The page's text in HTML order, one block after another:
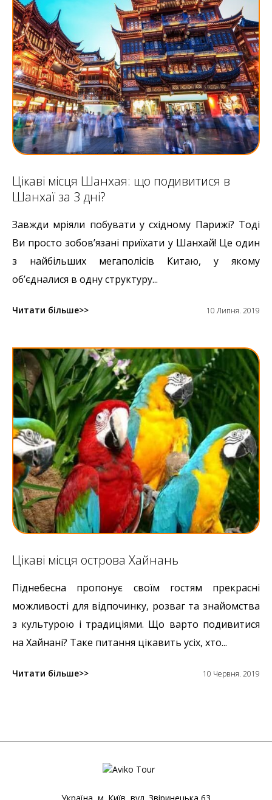
Цікаві місця Шанхая: що подивитися в
Шанхаї за 3 дні?
Завжди мріяли побувати у східному Парижі? Тоді
Ви просто зобов’язані приїхати у Шанхай! Це один
з найбільших мегаполісів Китаю, у якому
об’єдналися в одну структуру...
Читати більше 10 Липня. 2019
Цікаві місця острова Хайнань
Піднебесна пропонує своїм гостям прекрасні
можливості для відпочинку, розваг та знайомства
з культурою і традиціями. Що варто подивитися
на Хайнані? Таке питання цікавить усіх, хто...
Читати більше 10 Червня. 2019